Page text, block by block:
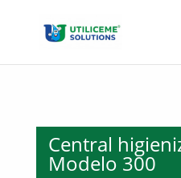
Central
Modelo 300